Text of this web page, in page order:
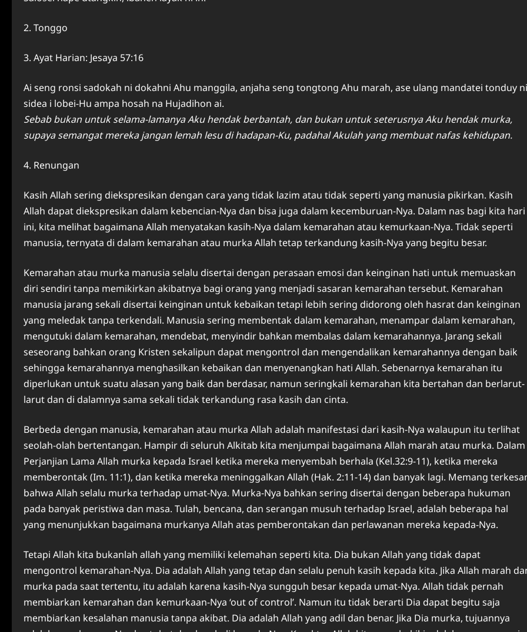
2. Tonggo
3. Ayat Harian: Jesaya 57:16
Ai seng ronsi sadokah ni dokahni Ahu manggila, anjaha seng tongtong Ahu marah, ase ulang mandatei tonduy ni
sidea i lobei-Hu ampa hosah na Hujadihon ai.
Sebab bukan untuk selama-lamanya Aku hendak berbantah, dan bukan untuk seterusnya Aku hendak murka,
supaya semangat mereka jangan lemah lesu di hadapan-Ku, padahal Akulah yang membuat nafas kehidupan.
4. Renungan
Kasih Allah sering diekspresikan dengan cara yang tidak lazim atau tidak seperti yang manusia pikirkan. Kasih
Allah dapat diekspresikan dalam kebencian-Nya dan bisa juga dalam kecemburuan-Nya. Dalam nas bagi kita hari
ini, kita melihat bagaimana Allah menyatakan kasih-Nya dalam kemarahan atau kemurkaan-Nya. Tidak seperti
manusia, ternyata di dalam kemarahan atau murka Allah tetap terkandung kasih-Nya yang begitu besar.
Kemarahan atau murka manusia selalu disertai dengan perasaan emosi dan keinginan hati untuk memuaskan
diri sendiri tanpa memikirkan akibatnya bagi orang yang menjadi sasaran kemarahan tersebut. Kemarahan
manusia jarang sekali disertai keinginan untuk kebaikan tetapi lebih sering didorong oleh hasrat dan keinginan
yang meledak tanpa terkendali. Manusia sering membentak dalam kemarahan, menampar dalam kemarahan,
mengutuki dalam kemarahan, mendebat, menyindir bahkan membalas dalam kemarahannya. Jarang sekali
seseorang bahkan orang Kristen sekalipun dapat mengontrol dan mengendalikan kemarahannya dengan baik
sehingga kemarahannya menghasilkan kebaikan dan menyenangkan hati Allah. Sebenarnya kemarahan itu
diperlukan untuk suatu alasan yang baik dan berdasar, namun seringkali kemarahan kita bertahan dan berlarut-
larut dan di dalamnya sama sekali tidak terkandung rasa kasih dan cinta.
Berbeda dengan manusia, kemarahan atau murka Allah adalah manifestasi dari kasih-Nya walaupun itu terlihat
seolah-olah bertentangan. Hampir di seluruh Alkitab kita menjumpai bagaimana Allah marah atau murka. Dalam
Perjanjian Lama Allah murka kepada Israel ketika mereka menyembah berhala (Kel.32:9-11), ketika mereka
memberontak (Im. 11:1), dan ketika mereka meninggalkan Allah (Hak. 2:11-14) dan banyak lagi. Memang
bahwa Allah selalu murka terhadap umat-Nya. Murka-Nya bahkan sering disertai dengan beberapa hukuman
pada banyak peristiwa dan masa. Tulah, bencana, dan serangan musuh terhadap Israel, adalah beberapa hal
yang menunjukkan bagaimana murkanya Allah atas pemberontakan dan perlawanan mereka kepada-Nya.
Tetapi Allah kita bukanlah allah yang memiliki kelemahan seperti kita. Dia bukan Allah yang tidak dapat
mengontrol kemarahan-Nya. Dia adalah Allah yang tetap dan selalu penuh kasih kepada kita. Jika Allah marah
murka pada saat tertentu, itu adalah karena kasih-Nya sungguh besar kepada umat-Nya. Allah tidak pernah
membiarkan kemarahan dan kemurkaan-Nya ‘out of control’. Namun itu tidak berarti Dia dapat begitu saja
membiarkan kesalahan manusia tanpa akibat. Dia adalah Allah yang adil dan benar. Jika Dia murka, tujuannya